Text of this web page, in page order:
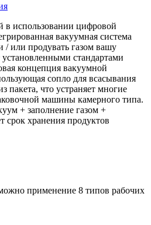
использовании цифровой
вакуумная система
/ или продувать газом вашу
установленными стандартами
концепция вакуумной
сопло для всасывания
пакета, что устраняет многие
машины камерного типа.
+ заполнение газом +
срок хранения продуктов
применение 8 типов рабочих